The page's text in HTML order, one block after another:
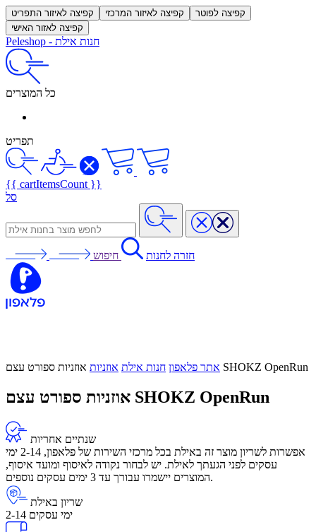
קפיצה לאיזור התפריט קפיצה לאיזור המרכזי
קפיצה לפוטר
קפיצה לאזור האישי
Peleshop - חנות אילת
כל המוצרים
תפריט
{{ cartItemsCount }}
סל
חזרה לחנות חיפוש
אתר פלאפון חנות אילת אוזניות אוזניות ספורט עצם SHOKZ OpenRun
אוזניות ספורט עצם SHOKZ OpenRun
שנתיים אחריות
אפשרות לשריון מוצר זה באילת בכל מרכזי השירות של פלאפון, 2-14 ימי
עסקים לפני הגעתך לאילת. יש לבחור נקודה לאיסוף ומועד איסוף,
המוצרים יישמרו עבורך עד 3 ימים עסקים נוספים.
שריון באילת
2-14 ימי עסקים